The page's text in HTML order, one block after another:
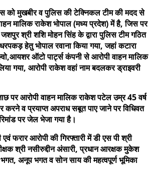
मुखबीर व पुलिस की टेक्निकल टीम की मदद से
मालिक राकेश भोपाल (मध्य प्रदेश) में है, जिस पर
श्री शशि मोहन सिंह के द्वारा पुलिस टीम गठित
हेतु भोपाल रवाना किया गया, जहां कटारा
ऑटो पार्ट्स कंपनी से आरोपी वाहन मालिक
गया, आरोपी राकेश वहां नाम बदलकर ड्राइवरी
आरोपी वाहन मालिक राकेश पटेल उम्र 45 वर्ष
करने व प्रयाप्त अपराध सबूत पाए जाने पर विधिवत
पर जेल भेजा गया है।
फरार आरोपी की गिरफ्तारी में डी एस पी श्री
श्री नसीरुद्दीन अंसारी, प्रधान आरक्षक मुकेश
अनूप भगत व सोन साय की महत्वपूर्ण भूमिका